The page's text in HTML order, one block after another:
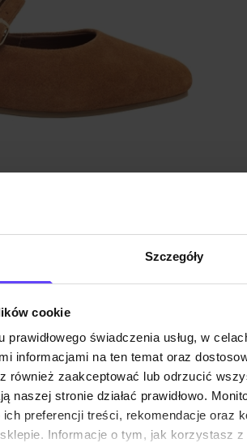
Szczegóły
cookie
prawidłowego świadczenia usług, w
informacjami na ten temat oraz
również zaakceptować lub odrzucić
naszej stronie działać prawidłowo.
preferencji treści, rekomendacje oraz
Informacje o tym, jak korzystasz